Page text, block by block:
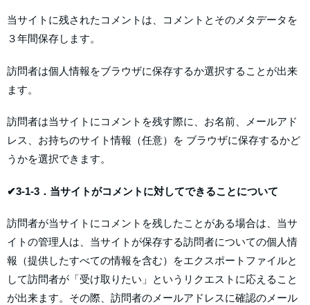
当サイトに残されたコメントは、コメントとそのメタデータを
３年間保存します。
訪問者は個人情報をブラウザに保存するか選択することが出来
ます。
訪問者は当サイトにコメントを残す際に、お名前、メールアド
レス、お持ちのサイト情報（任意）を ブラウザに保存するかど
うかを選択できます。
✔3-1-3．当サイトがコメントに対してできることについて
訪問者が当サイトにコメントを残したことがある場合は、当サ
イトの管理人は、当サイトが保存する訪問者についての個人情
報（提供したすべての情報を含む）をエクスポートファイルと
して訪問者が「受け取りたい」というリクエストに応えること
が出来ます。その際、訪問者のメールアドレスに確認のメール